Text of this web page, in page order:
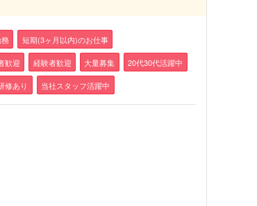
短期(3ヶ月以内)のお仕事
歓迎 経験者歓迎 大量募集 20代30代活躍中
修あり 当社スタッフ活躍中